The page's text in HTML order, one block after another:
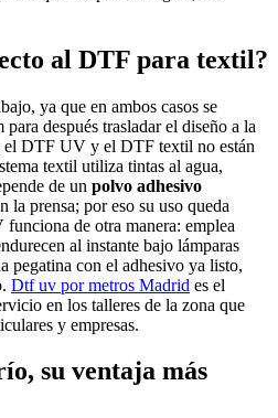
al DTF para textil?
ya que en ambos casos se
después trasladar el diseño a la
el DTF UV y el DTF textil no están
textil utiliza tintas al agua,
de un polvo adhesivo
la prensa; por eso su uso queda
de otra manera: emplea
al instante bajo lámparas
pegatina con el adhesivo ya listo,
Dtf uv por metros Madrid es el
en los talleres de la zona que
y empresas.
su ventaja más